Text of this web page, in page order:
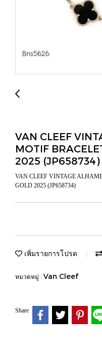
VAN CLEEF
MOTIF
2025 (JP658734)
VAN CLEEF VINTAGE
GOLD 2025 (JP658734)
เพิ่มรายการโปรด
หมวดหมู่ : Van Cleef
Share